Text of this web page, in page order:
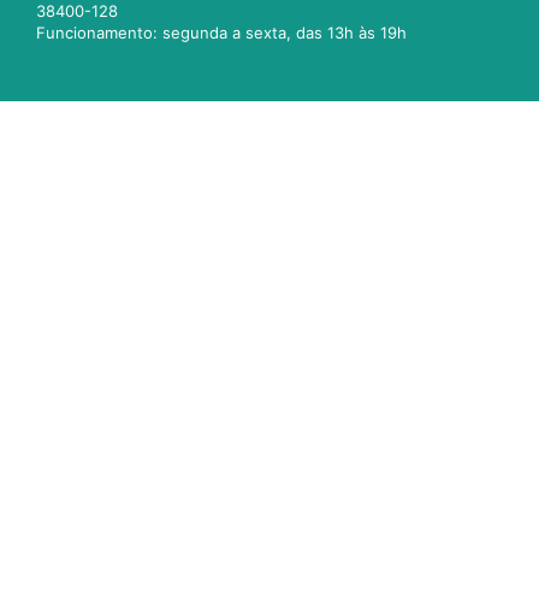
38400-128
Funcionamento: segunda a sexta, das 13h às 19h